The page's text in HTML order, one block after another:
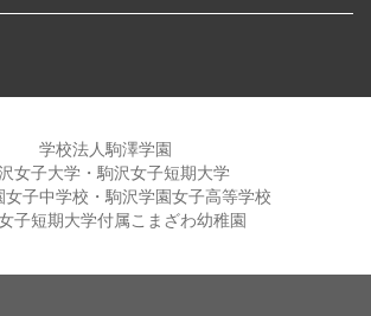
学校法人駒澤学園
女子大学・駒沢女子短期大学
女子中学校・駒沢学園女子高等学校
子短期大学付属こまざわ幼稚園